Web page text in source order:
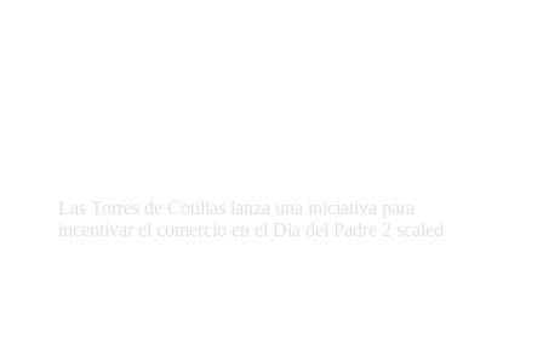
Las Torres de Cotillas lanza una iniciativa para
incentivar el comercio en el Dia del Padre 2 scaled